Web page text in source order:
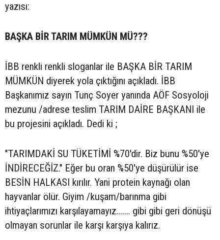
yazısı:
BAŞKA BİR TARIM MÜMKÜN MÜ???
İBB renkli renkli sloganlar ile BAŞKA BİR TARIM
MÜMKÜN diyerek yola çıktığını açıkladı. İBB
Başkanımız sayın Tunç Soyer yanında AÖF Sosyoloji
mezunu /adrese teslim TARIM DAİRE BAŞKANI ile
bu projesini açıkladı. Dedi ki ;
"TARIMDAKİ SU TÜKETİMİ %70'dir. Biz bunu %50'ye
İNDİRECEĞİZ." Eğer bu oran %50'ye düşürülür ise
BESİN HALKASI kırılır. Yani protein kaynağı olan
hayvanlar ölür. Giyim /kuşam/barınma gibi
ihtiyaçlarımızı karşılayamayız....... gibi gibi geri dönüşü
olmayan sorunlar ile karşı karşıya kalırız.